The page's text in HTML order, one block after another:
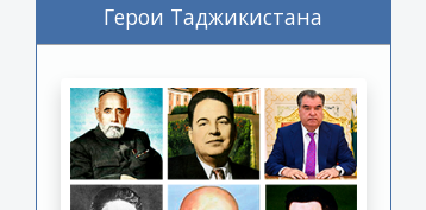
Герои Таджикистана